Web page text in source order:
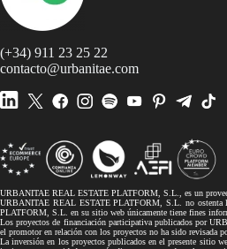
(+34) 911 23 25 22
contacto@urbanitae.com
URBANITAE REAL ESTATE PLATFORM, S.L., es un
URBANITAE REAL ESTATE PLATFORM, S.L. no ostenta
PLATFORM, S.L. en su sitio web únicamente tiene fines
Los proyectos de financiación participativa publicados por
el promotor en relación con los proyectos no ha sido revisada
La inversión en los proyectos publicados en el presente sitio